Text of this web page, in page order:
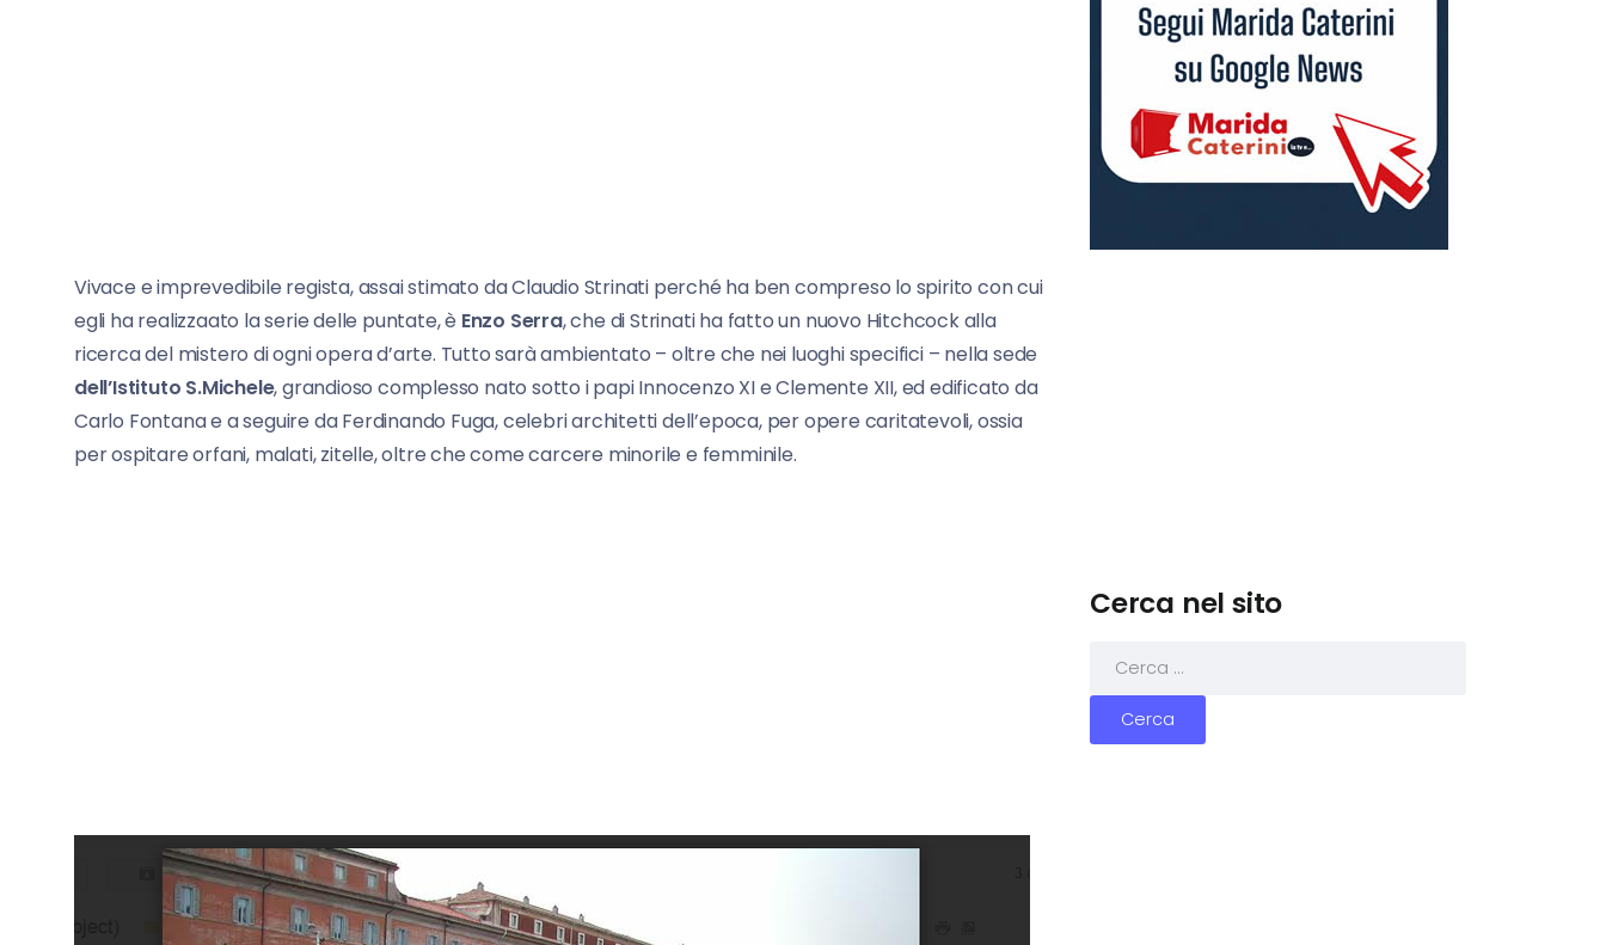
Vivace e imprevedibile regista, assai stimato da Claudio Strinati perché ha ben compreso lo spirito con cui
egli ha realizzaato la serie delle puntate, è Enzo Serra, che di Strinati ha fatto un nuovo Hitchcock alla
ricerca del mistero di ogni opera d’arte. Tutto sarà ambientato – oltre che nei luoghi specifici – nella sede
dell’Istituto S.Michele, grandioso complesso nato sotto i papi Innocenzo XI e Clemente XII, ed edificato da
Carlo Fontana e a seguire da Ferdinando Fuga, celebri architetti dell’epoca, per opere caritatevoli, ossia
per ospitare orfani, malati, zitelle, oltre che come carcere minorile e femminile.
Cerca nel sito